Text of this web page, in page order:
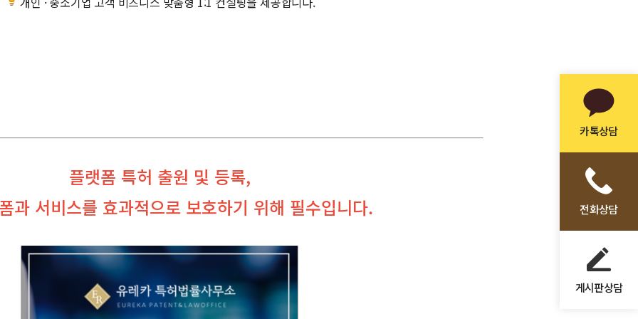
카톡상담
전화상담
게시판상담
플랫폼 특허 출원 및 등록,
과 서비스를 효과적으로 보호하기 위해 필수입니다.